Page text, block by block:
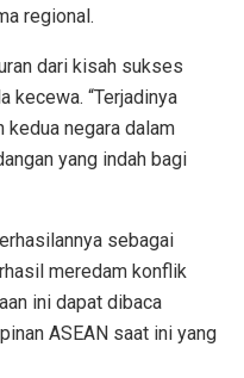
regional.
dari kisah sukses
kecewa. “Terjadinya
negara dalam
yang indah bagi
sebagai
meredam konflik
ini dapat dibaca
ASEAN saat ini yang